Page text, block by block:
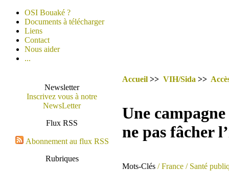
OSI Bouaké ?
Documents à télécharger
Liens
Contact
Nous aider
...
Newsletter
Inscrivez vous à notre
NewsLetter
Flux RSS
Abonnement au flux RSS
Rubriques
Accueil >> VIH/Sida >>
Une
ne pas fâcher
Mots-Clés / France / Santé